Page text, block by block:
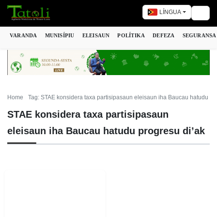
LÍNGUA
VARANDA MUNISÍPIU ELEISAUN POLÍTIKA DEFEZA SEGURANSA
Home Tag: STAE konsidera taxa partisipasaun eleisaun iha Baucau hatudu
STAE konsidera taxa partisipasaun
eleisaun iha Baucau hatudu progresu di’ak